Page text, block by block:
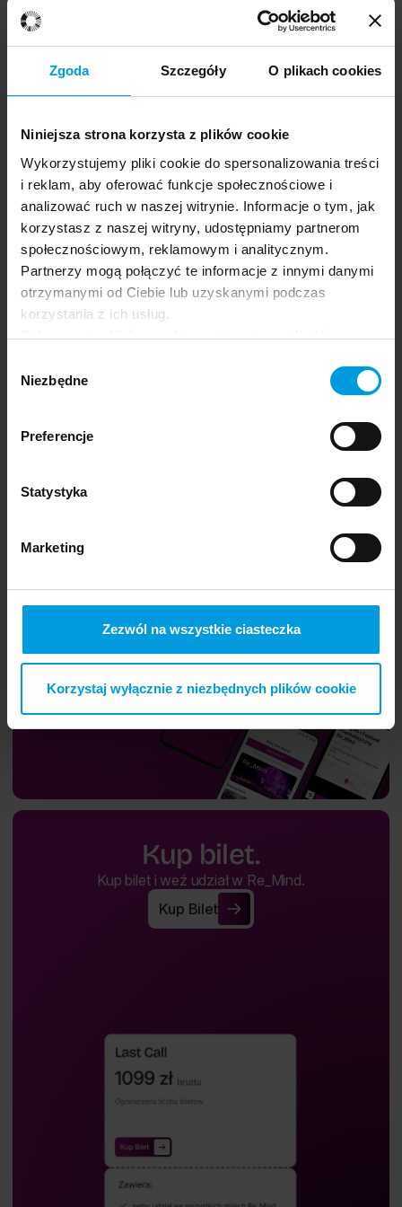
Zgoda Szczegóły O plikach cookies
Niniejsza strona korzysta z plików cookie
Wykorzystujemy pliki cookie do spersonalizowania treści
i reklam, aby oferować funkcje społecznościowe i
analizować ruch w naszej witrynie. Informacje o tym, jak
korzystasz z naszej witryny, udostępniamy partnerom
społecznościowym, reklamowym i analitycznym.
Partnerzy mogą połączyć te informacje z innymi danymi
otrzymanymi od Ciebie lub uzyskanymi podczas
korzystania z ich usług.
Odrzucenie plików cookie może uniemożliwić
oferowanych na naszej stronie, w tym m.in. z
zgody
Niezbędne
Preferencje
Statystyka
Marketing
Zezwól na wszystkie ciasteczka
Korzystaj wyłącznie z niezbędnych plików cookie
Boris Kudlička
Agata Passent
10:10 - 11:10
24.06.2026
Dziennikarze Ogólna
Dowiedz się więcej
Twórczość i wypalenie w zawodach twórczych
Aplikacja festiwalu.
Kup bilet.
Kup bilet i weź udział w Re_Mind.
Kup Bilet
Kup Bilet